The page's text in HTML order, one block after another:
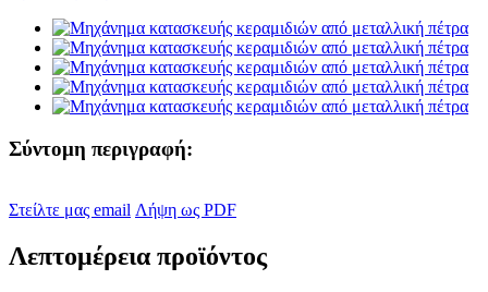
Σύντομη περιγραφή:
Στείλτε μας email Λήψη ως PDF
Λεπτομέρεια προϊόντος